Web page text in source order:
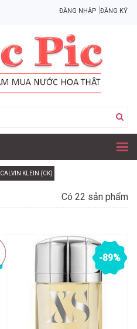
ĐĂNG NHẬP ĐĂNG KÝ
CALVIN KLEIN (CK)
Có 22 sản phẩm
-89%